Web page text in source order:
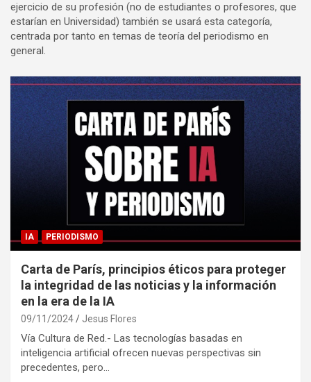
ejercicio de su profesión (no de estudiantes o profesores, que
estarían en Universidad) también se usará esta categoría,
centrada por tanto en temas de teoría del periodismo en
general.
IA PERIODISMO
Carta de París, principios éticos para proteger
la integridad de las noticias y la información
en la era de la IA
09/11/2024 Jesus Flores
Vía Cultura de Red.- Las tecnologías basadas en
inteligencia artificial ofrecen nuevas perspectivas sin
precedentes, pero…